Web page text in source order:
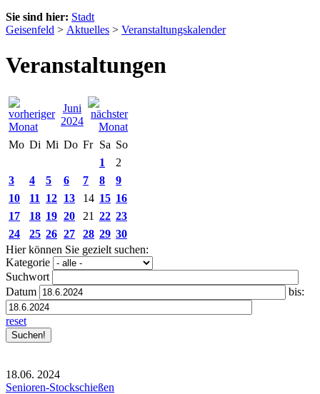
Sie sind hier: Stadt
Geisenfeld > Aktuelles > Veranstaltungskalender
Veranstaltungen
Juni
2024
Mo Di Mi Do Fr Sa So
1
2
3
4 5 6 7 8
9
10
11 12 13 14 15 16
17
18 19 20 21 22 23
24
25 26 27 28 29 30
Hier können Sie gezielt suchen:
Kategorie
Suchwort
Datum
bis:
reset
18.06. 2024
Senioren-Stockschießen